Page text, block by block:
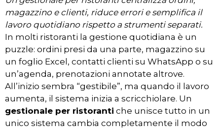
magazzino e clienti, riduce errori e semplifica il
lavoro quotidiano rispetto a strumenti separati.
In molti ristoranti la gestione quotidiana è un
puzzle: ordini presi da una parte, magazzino su
un foglio Excel, contatti clienti su WhatsApp o su
un’agenda, prenotazioni annotate altrove.
All’inizio sembra “gestibile”, ma quando il lavoro
aumenta, il sistema inizia a scricchiolare. Un
gestionale per ristoranti che unisce tutto in un
unico sistema cambia completamente il modo